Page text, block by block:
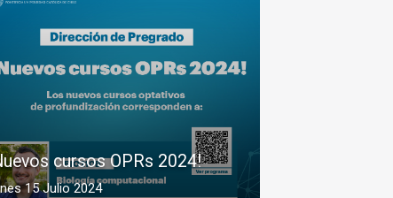
cursos OPRs 2024!
15 Julio 2024